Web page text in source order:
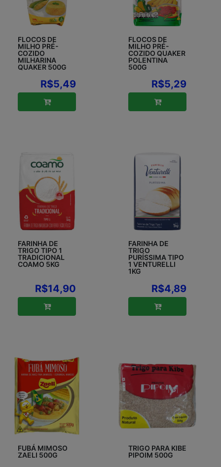
FLOCOS DE
MILHO PRÉ-
COZIDO
MILHARINA
QUAKER 500G
R$5,49
FLOCOS DE
MILHO PRÉ-
COZIDO QUAKER
POLENTINA
500G
R$5,29
FARINHA DE
TRIGO TIPO 1
TRADICIONAL
COAMO 5KG
R$14,90
FARINHA DE
TRIGO
PURÍSSIMA TIPO
1 VENTURELLI
1KG
R$4,89
FUBÁ MIMOSO
ZAELI 500G
TRIGO PARA KIBE
PIPOIM 500G